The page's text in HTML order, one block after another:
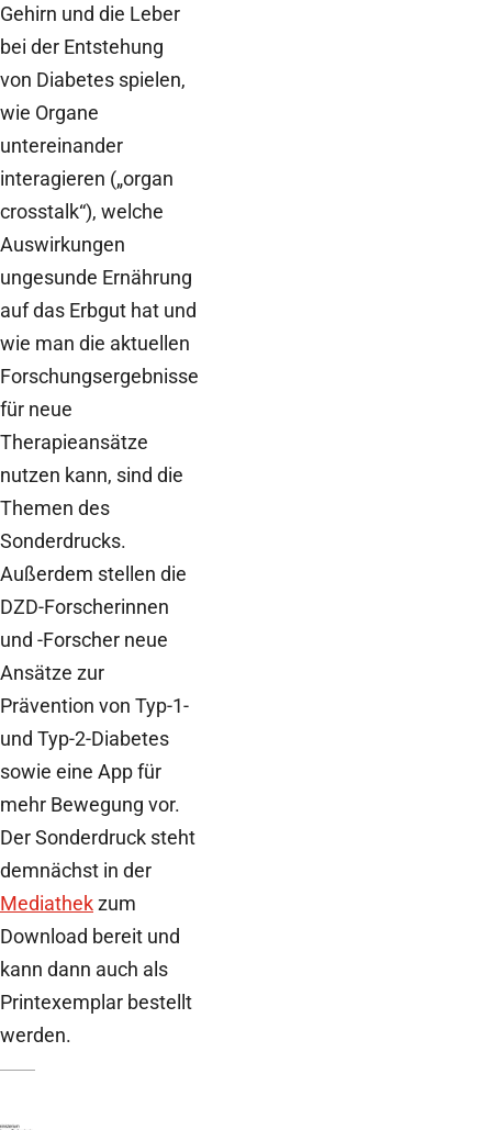
Gehirn und die Leber
bei der Entstehung
von Diabetes spielen,
wie Organe
untereinander
interagieren („organ
crosstalk“), welche
Auswirkungen
ungesunde Ernährung
auf das Erbgut hat und
wie man die aktuellen
Forschungsergebnisse
für neue
Therapieansätze
nutzen kann, sind die
Themen des
Sonderdrucks.
Außerdem stellen die
DZD-Forscherinnen
und -Forscher neue
Ansätze zur
Prävention von Typ-1-
und Typ-2-Diabetes
sowie eine App für
mehr Bewegung vor.
Der Sonderdruck steht
demnächst in der
Mediathekzum
Download bereit und
kann dann auch als
Printexemplar bestellt
werden.